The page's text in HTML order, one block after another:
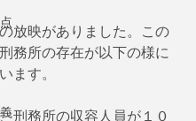
放映がありました。この
務所の存在が以下の様に
ます。
刑務所の収容人員が１０